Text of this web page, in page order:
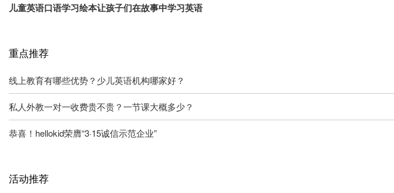
儿童英语口语学习绘本让孩子们在故事中学习英语
重点推荐
线上教育有哪些优势？少儿英语机构哪家好？
私人外教一对一收费贵不贵？一节课大概多少？
恭喜！hellokid荣膺“3·15诚信示范企业”
活动推荐